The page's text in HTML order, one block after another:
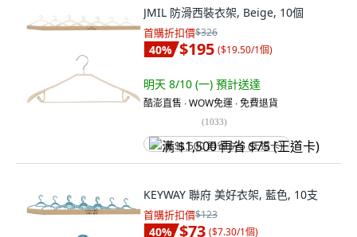
JMIL 防滑西裝衣架, Beige, 10個
首購折扣價$326
40% $195 ($19.50/1個)
明天 8/10 (一) 預計送達
酷澎直售 ∙ WOW免運 ∙ 免費退貨
(1033)
满 $1,500 再省 $75 (王道卡)
KEYWAY 聯府 美好衣架, 藍色, 10支
首購折扣價$123
40% $73 ($7.30/1個)